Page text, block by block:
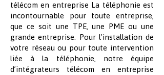
télécom en entreprise La téléphonie est
incontournable pour toute entreprise,
que ce soit une TPE, une PME ou une
grande entreprise. Pour l’installation de
votre réseau ou pour toute intervention
liée à la téléphonie, notre équipe
d’intégrateurs télécom en entreprise